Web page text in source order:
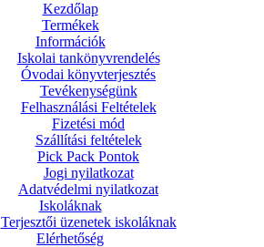
Kezdőlap
Termékek
Információk
Iskolai tankönyvrendelés
Óvodai könyvterjesztés
Tevékenységünk
Felhasználási Feltételek
Fizetési mód
Szállítási feltételek
Pick Pack Pontok
Jogi nyilatkozat
Adatvédelmi nyilatkozat
Iskoláknak
Terjesztői üzenetek iskoláknak
Elérhetőség